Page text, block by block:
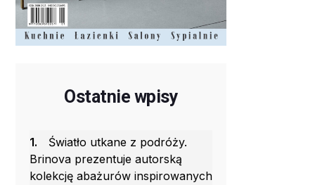
Ostatnie wpisy
1.
Światło utkane z podróży.
Brinova prezentuje autorską
kolekcję abażurów inspirowanych